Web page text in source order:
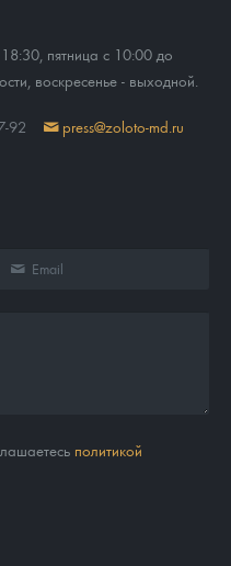
пятница с 10:00 до
воскресенье - выходной.
92 press@zoloto-md.ru
политикой